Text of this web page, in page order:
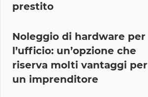
prestito
Noleggio di hardware per
l’ufficio: un’opzione che
riserva molti vantaggi per
un imprenditore